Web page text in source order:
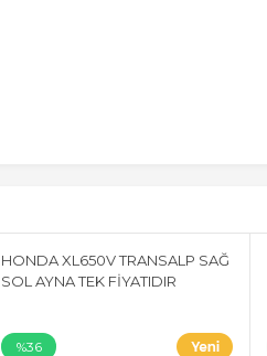
HONDA XL650V TRANSALP SAĞ
SOL AYNA TEK FİYATIDIR
%36